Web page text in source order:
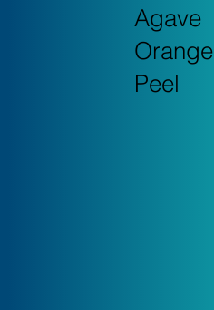
Agave
Orange
Peel